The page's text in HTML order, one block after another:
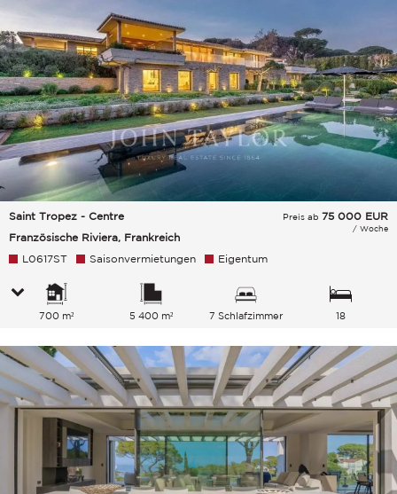
Saint Tropez - Centre
Französische Riviera, Frankreich
Preis ab 75 000 EUR
/ Woche
L0617ST Saisonvermietungen Eigentum
700 m² 5 400 m² 7 Schlafzimmer
18